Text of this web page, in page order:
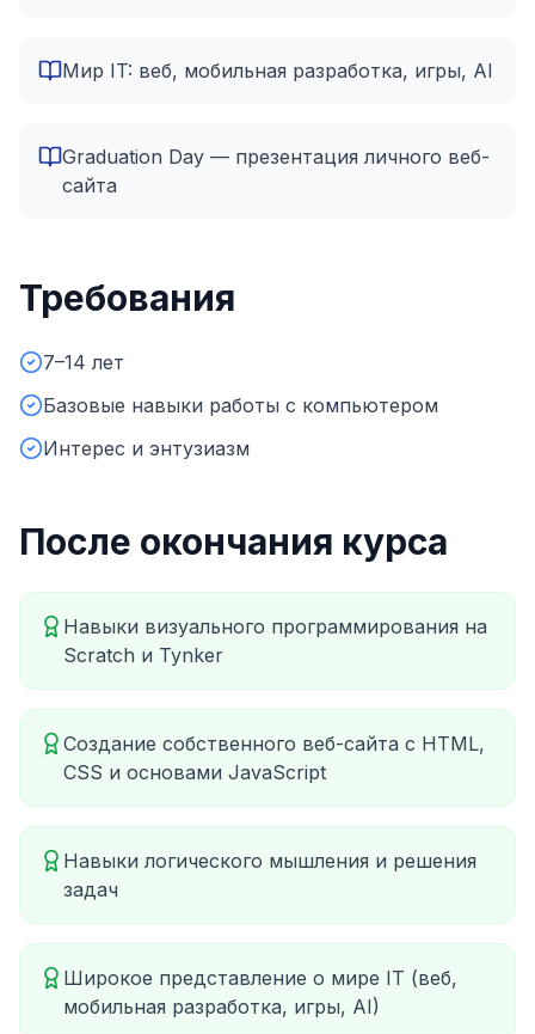
Мир IT: веб, мобильная разработка, игры, AI
Graduation Day — презентация личного веб-
сайта
Требования
7–14 лет
Базовые навыки работы с компьютером
Интерес и энтузиазм
После окончания курса
Навыки визуального программирования на
Scratch и Tynker
Создание собственного веб-сайта с HTML,
CSS и основами JavaScript
Навыки логического мышления и решения
задач
Широкое представление о мире IT (веб,
мобильная разработка, игры, AI)